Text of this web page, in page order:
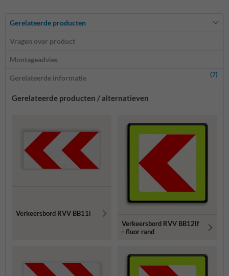
Gerelateerde producten
Vragen over product
Montageadvies
Gerelateerde informatie (7)
Gerelateerde producten / alternatieven
Verkeersbord RVV BB11l
Verkeersbord RVV BB12lf
- fluor rand